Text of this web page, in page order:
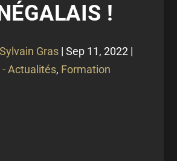
!
Sylvain Gras| Sep 11, 2022|
- Actualités, Formation